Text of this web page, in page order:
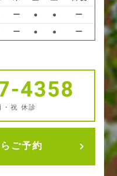
ー ● ● ー
ー ● ● ー
・祝 休診
ご予約